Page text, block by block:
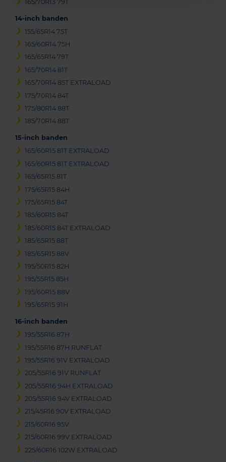
165/70R13 79T
14-inch banden
155/65R14 75T
165/60R14 75H
165/65R14 79T
165/70R14 81T
165/70R14 85T EXTRALOAD
175/70R14 84T
175/80R14 88T
185/70R14 88T
15-inch banden
165/60R15 81T EXTRALOAD
165/60R15 81T EXTRALOAD
165/65R15 81T
175/65R15 84H
175/65R15 84T
185/60R15 84T
185/60R15 84T EXTRALOAD
185/65R15 88T
185/65R15 88V
195/50R15 82H
195/55R15 85H
195/60R15 88V
195/65R15 91H
16-inch banden
195/55R16 87H
195/55R16 87H RUNFLAT
195/55R16 91V EXTRALOAD
205/55R16 91V RUNFLAT
205/55R16 94H EXTRALOAD
205/55R16 94V EXTRALOAD
215/45R16 90V EXTRALOAD
215/60R16 95V
215/60R16 99V EXTRALOAD
225/60R16 102W EXTRALOAD